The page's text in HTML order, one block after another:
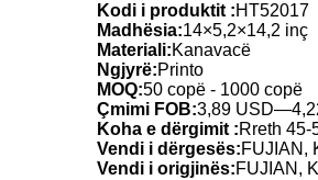
Kodi i produktit :HT52017
Madhësia:14×5,2×14,2 inç
Materiali:Kanavacë
Ngjyrë:Printo
MOQ:50 copë - 1000 copë
Çmimi FOB:3,89
Koha e dërgimit :Rreth 45-
Vendi i dërgesës:FUJIAN,
Vendi i origjinës:FUJIAN,